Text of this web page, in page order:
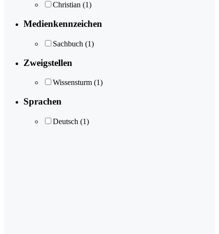
Christian (1)
Medienkennzeichen
Sachbuch (1)
Zweigstellen
Wissensturm (1)
Sprachen
Deutsch (1)